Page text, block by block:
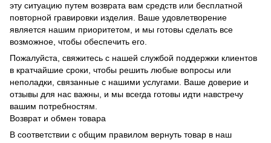
эту ситуацию путем возврата вам средств или бесплатной
повторной гравировки изделия. Ваше удовлетворение
является нашим приоритетом, и мы готовы сделать все
возможное, чтобы обеспечить его.
Пожалуйста, свяжитесь с нашей службой поддержки клиентов
в кратчайшие сроки, чтобы решить любые вопросы или
неполадки, связанные с нашими услугами. Ваше доверие и
отзывы для нас важны, и мы всегда готовы идти навстречу
вашим потребностям.
Возврат и обмен товара
В соответствии с общим правилом вернуть товар в наш